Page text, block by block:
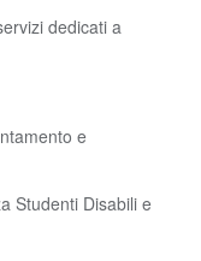
dedicati a
e
Studenti Disabili e